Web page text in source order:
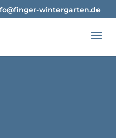
wintergarten.de